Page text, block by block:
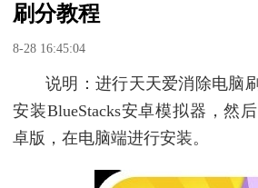
刷分教程
8-28 16:45:04
说明：进行天天爱消除电脑
安装BlueStacks安卓模拟器，然
卓版，在电脑端进行安装。